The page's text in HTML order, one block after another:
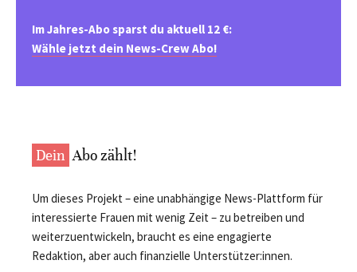
Im Jahres-Abo sparst du aktuell 12 €:
Wähle jetzt dein News-Crew Abo!
Dein Abo zählt!
Um dieses Projekt – eine unabhängige News-Plattform für
interessierte Frauen mit wenig Zeit – zu betreiben und
weiterzuentwickeln, braucht es eine engagierte
Redaktion, aber auch finanzielle Unterstützer:innen.